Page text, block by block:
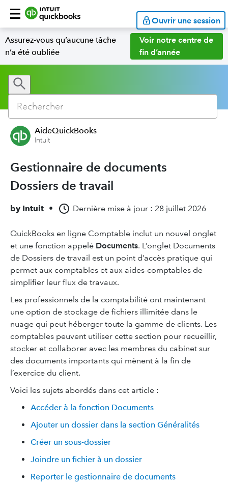
Ouvrir une session
Assurez-vous qu’aucune tâche
n’a été oubliée
Voir notre centre de
fin d’année
AideQuickBooks
Intuit
Gestionnaire de documents
Dossiers de travail
by Intuit • Dernière mise à jour : 28 juillet 2026
QuickBooks en ligne Comptable inclut un nouvel onglet
et une fonction appelé Documents. L’onglet Documents
de Dossiers de travail est un point d’accès pratique qui
permet aux comptables et aux aides-comptables de
simplifier leur flux de travaux.
Les professionnels de la comptabilité ont maintenant
une option de stockage de fichiers illimitée dans le
nuage qui peut héberger toute la gamme de clients. Les
comptables peuvent utiliser cette section pour recueillir,
stocker et collaborer avec les membres du cabinet sur
des documents importants qui mènent à la fin de
l’exercice du client.
Voici les sujets abordés dans cet article :
Accéder à la fonction Documents
Ajouter un dossier dans la section Généralités
Créer un sous-dossier
Joindre un fichier à un dossier
Reporter le gestionnaire de documents